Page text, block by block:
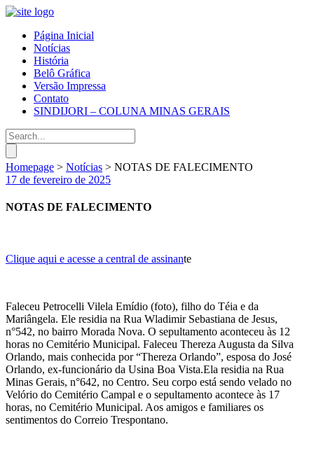
Página Inicial
Notícias
História
Belô Gráfica
Versão Impressa
Contato
SINDIJORI – COLUNA MINAS GERAIS
Homepage > Notícias > NOTAS DE FALECIMENTO
17 de fevereiro de 2025
NOTAS DE FALECIMENTO
Clique aqui e acesse a central de assinante
Faleceu Petrocelli Vilela Emídio (foto), filho do Téia e da
Mariângela. Ele residia na Rua Wladimir Sebastiana de Jesus,
n°542, no bairro Morada Nova. O sepultamento aconteceu às 12
horas no Cemitério Municipal. Faleceu Thereza Augusta da Silva
Orlando, mais conhecida por “Thereza Orlando”, esposa do José
Orlando, ex-funcionário da Usina Boa Vista.Ela residia na Rua
Minas Gerais, n°642, no Centro. Seu corpo está sendo velado no
Velório do Cemitério Campal e o sepultamento acontece às 17
horas, no Cemitério Municipal. Aos amigos e familiares os
sentimentos do Correio Trespontano.